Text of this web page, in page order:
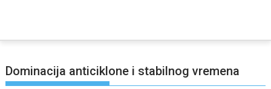
Dominacija anticiklone i stabilnog vremena